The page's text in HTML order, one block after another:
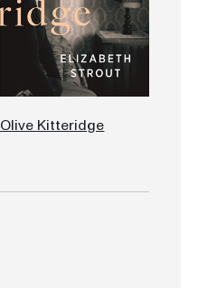
Olive Kitteridge